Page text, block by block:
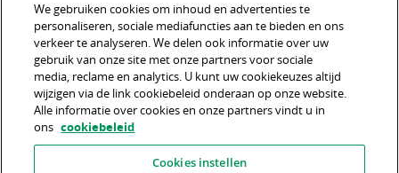
De verzekeraar voor een wereld
Cookiebeleid
Disclaimer
We gebruiken cookies om inhoud en advertenties te
personaliseren, sociale mediafuncties aan te bieden en ons
verkeer te analyseren. We delen ook informatie over uw
gebruik van onze site met onze partners voor sociale
media, reclame en analytics. U kunt uw cookiekeuzes altijd
wijzigen via de link cookiebeleid onderaan op onze website.
Alle informatie over cookies en onze partners vindt u in
ons cookiebeleid
Cookies instellen